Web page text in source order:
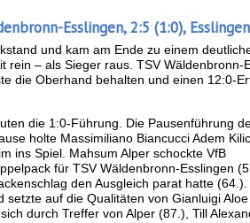
Esslingen, 2:5 (1:0),
und kam am Ende zu einem
rein – als Sieger raus. TSV Wäldenbronn-
die Oberhand behalten und einen 12:0-
die 1:0-Führung. Die Pausenführung
holte Massimiliano Biancucci Adem
ins Spiel. Mahsum Alper schockte VfB
für TSV Wäldenbronn-Esslingen
den Ausgleich parat hatte
auf die Qualitäten von Gianluigi
durch Treffer von Alper (87.), Till